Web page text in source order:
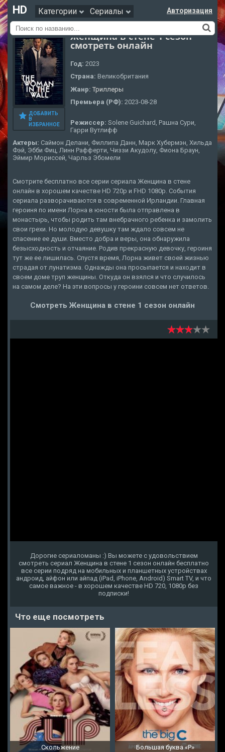
HD Категории Сериалы Авторизация
ДОБАВИТЬ
В
ИЗБРАННОЕ
Женщина в стене 1 сезон
смотреть онлайн
Год: 2023
Страна: Великобритания
Жанр: Триллеры
Премьера (РФ): 2023-08-28
Режиссер: Solene Guichard, Рашна Сури,
Гарри Вутлифф
Актеры: Саймон Делани, Филлипа Данн, Марк Хубермэн, Хильда
Фэй, Эбби Фиц, Линн Рафферти, Чиззи Акудолу, Фиона Браун,
Эймир Мориссей, Чарльз Эбомели
Смотрите бесплатно все серии сериала Женщина в стене
онлайн в хорошем качестве HD 720p и FHD 1080p. События
сериала разворачиваются в современной Ирландии. Главная
героиня по имени Лорна в юности была отправлена в
монастырь, чтобы родить там внебрачного ребенка и замолить
свои грехи. Но молодую девушку там ждало совсем не
спасение ее души. Вместо добра и веры, она обнаружила
безысходность и отчаяние. Родив прекрасную девочку, героиня
тут же ее лишилась. Спустя время, Лорна живет своей жизнью
страдая от лунатизма. Однажды она просыпается и находит в
своем доме труп женщины. Откуда он взялся и что случилось
на самом деле? На эти вопросы у героини совсем нет ответов.
Смотреть Женщина в стене 1 сезон онлайн
Дорогие сериаломаны :) Вы можете с удовольствием
смотреть сериал Женщина в стене 1 сезон онлайн бесплатно
все серии подряд на мобильных и планшетных устройствах
андроид, айфон или айпад (iPad, iPhone, Android) Smart TV, и что
самое важное - в хорошем качестве HD 720, 1080p без
подписки!
Что еще посмотреть
Скольжение Большая буква «Р»